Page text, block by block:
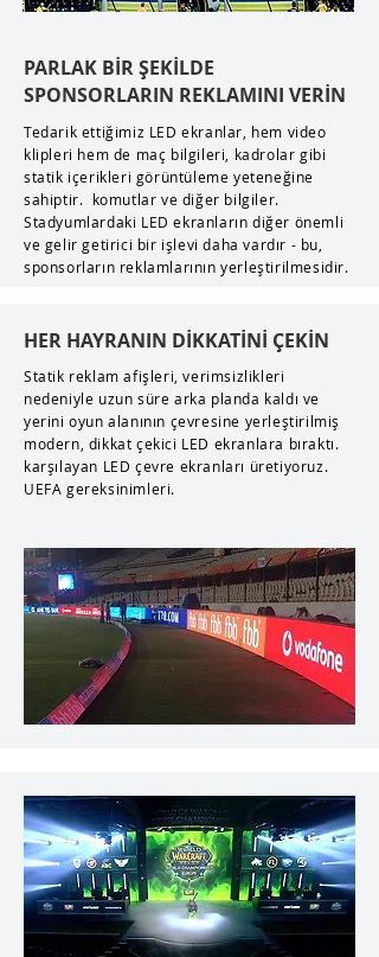
PARLAK BİR ŞEKİLDE
SPONSORLARIN REKLAMINI VERİN
Tedarik ettiğimiz LED ekranlar, hem video
klipleri hem de maç bilgileri, kadrolar gibi
statik içerikleri görüntüleme yeteneğine
sahiptir. komutlar ve diğer bilgiler.
Stadyumlardaki LED ekranların diğer önemli
ve gelir getirici bir işlevi daha vardır - bu,
sponsorların reklamlarının yerleştirilmesidir.
HER HAYRANIN DİKKATİNİ ÇEKİN
Statik reklam afişleri, verimsizlikleri
nedeniyle uzun süre arka planda kaldı ve
yerini oyun alanının çevresine yerleştirilmiş
modern, dikkat çekici LED ekranlara bıraktı.
karşılayan LED çevre ekranları üretiyoruz.
UEFA gereksinimleri.